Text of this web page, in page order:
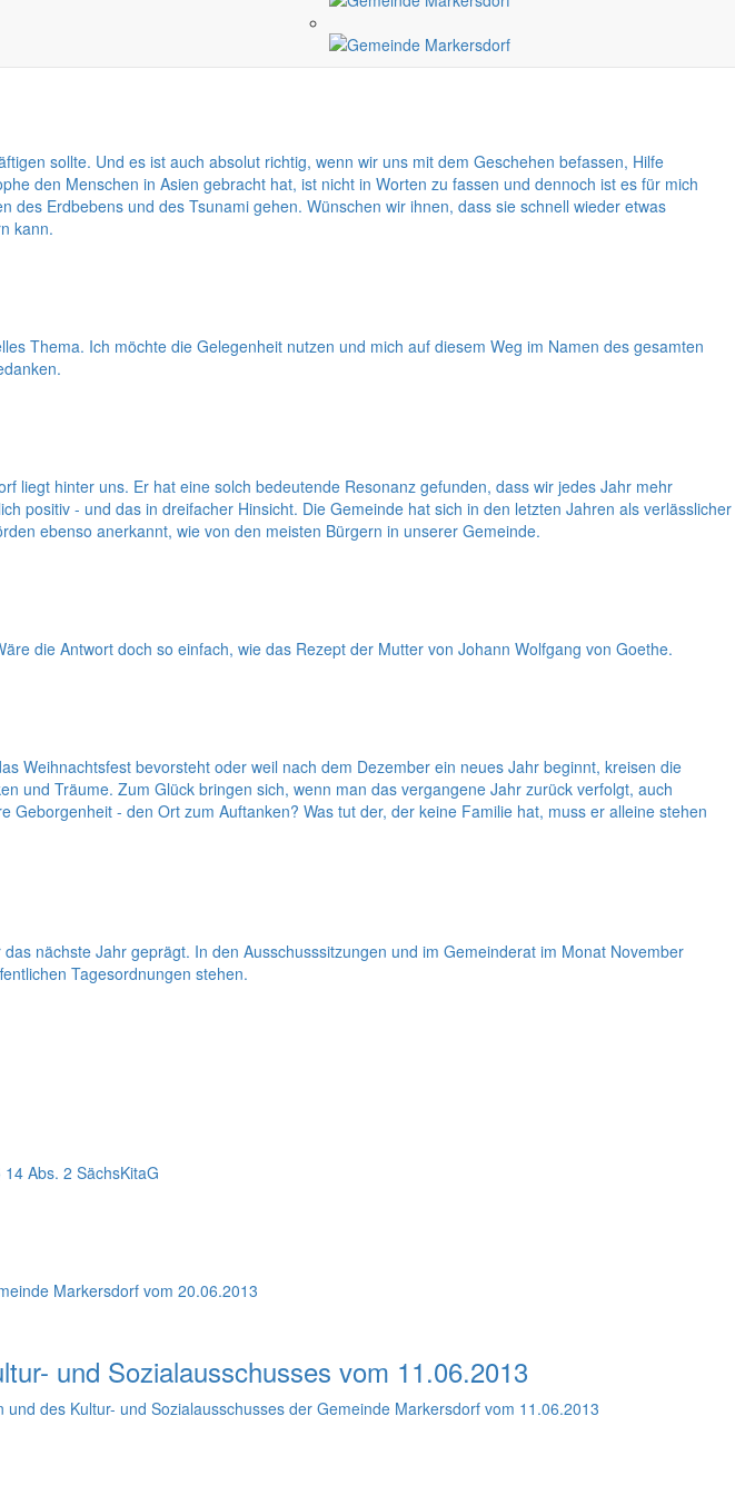
es, die Bürgermeister Thomas Knack in seinem Artikel für den Monat Mai in den Mittelpunkt
Rahmenbedingungen Entscheidungen vorzubereiten. Die Bürger sind zur Beteiligung aufgerufen.
sollte. Und es ist auch absolut richtig, wenn wir uns mit dem Geschehen befassen, Hilfe
den Menschen in Asien gebracht hat, ist nicht in Worten zu fassen und dennoch ist es für mich
Erdbebens und des Tsunami gehen. Wünschen wir ihnen, dass sie schnell wieder etwas
kann.
Thema. Ich möchte die Gelegenheit nutzen und mich auf diesem Weg im Namen des gesamten
liegt hinter uns. Er hat eine solch bedeutende Resonanz gefunden, dass wir jedes Jahr mehr
positiv - und das in dreifacher Hinsicht. Die Gemeinde hat sich in den letzten Jahren als verlässlicher
ebenso anerkannt, wie von den meisten Bürgern in unserer Gemeinde.
die Antwort doch so einfach, wie das Rezept der Mutter von Johann Wolfgang von Goethe.
Weihnachtsfest bevorsteht oder weil nach dem Dezember ein neues Jahr beginnt, kreisen die
und Träume. Zum Glück bringen sich, wenn man das vergangene Jahr zurück verfolgt, auch
- den Ort zum Auftanken? Was tut der, der keine Familie hat, muss er alleine stehen
nächste Jahr geprägt. In den Ausschusssitzungen und im Gemeinderat im Monat November
Tagesordnungen stehen.
Abs. 2 SächsKitaG
Markersdorf vom 20.06.2013
und Sozialausschusses vom 11.06.2013
des Kultur- und Sozialausschusses der Gemeinde Markersdorf vom 11.06.2013